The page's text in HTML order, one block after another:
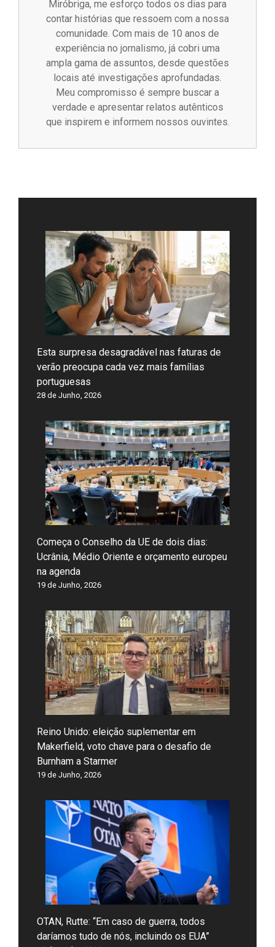
Miróbriga, me esforço todos os dias para
contar histórias que ressoem com a nossa
comunidade. Com mais de 10 anos de
experiência no jornalismo, já cobri uma
ampla gama de assuntos, desde questões
locais até investigações aprofundadas.
Meu compromisso é sempre buscar a
verdade e apresentar relatos autênticos
que inspirem e informem nossos ouvintes.
Esta surpresa desagradável nas faturas de
verão preocupa cada vez mais famílias
portuguesas
28 de Junho, 2026
Começa o Conselho da UE de dois dias:
Ucrânia, Médio Oriente e orçamento europeu
na agenda
19 de Junho, 2026
Reino Unido: eleição suplementar em
Makerfield, voto chave para o desafio de
Burnham a Starmer
19 de Junho, 2026
OTAN, Rutte: “Em caso de guerra, todos
daríamos tudo de nós, incluindo os EUA”